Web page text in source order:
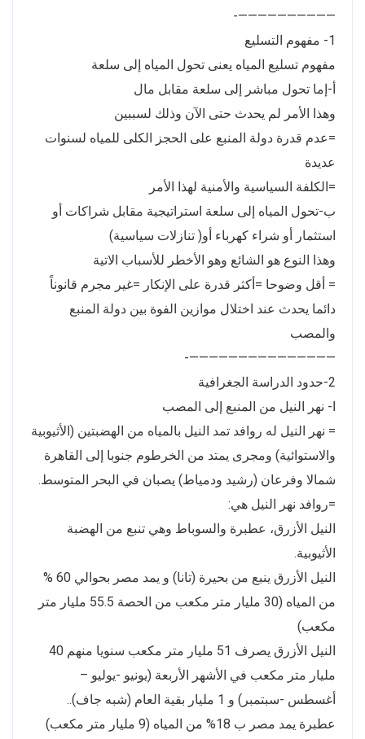
——————————-
1- مفهوم التسليع
مفهوم تسليع المياه يعنى تحول المياه إلى سلعة
أ-إما تحول مباشر إلى سلعة مقابل مال
وهذا الأمر لم يحدث حتى الآن وذلك لسببين
=عدم قدرة دولة المنبع على الحجز الكلى للمياه لسنوات
عديدة
=الكلفة السياسية والأمنية لهذا الأمر
ب-تحول المياه إلى سلعة استراتيجية مقابل شراكات أو
استثمار أو شراء كهرباء أو( تنازلات سياسية)
وهذا النوع هو الشائع وهو الأخطر للأسباب الاتية
= أقل وضوحا =أكثر قدرة على الإنكار =غير مجرم قانوناً
دائما يحدث عند اختلال موازين الفوة بين دولة المنبع
والمصب
———————————————-
2-حدود الدراسة الجغرافية
ا- نهر النيل من المنبع إلى المصب
= نهر النيل له روافد تمد النيل بالمياه من الهضبتين (الأثيوبية
والاستوائية) ومجرى يمتد من الخرطوم جنوبا إلى القاهرة
شمالا وفرعان (رشيد ودمياط) يصبان في البحر المتوسط.
=روافد نهر النيل هي:
النيل الأزرق، عطبرة والسوباط وهي تنبع من الهضبة
الأثيوبية.
النيل الأزرق ينبع من بحيرة (تانا) و يمد مصر بحوالي 60 %
من المياه (30 مليار متر مكعب من الحصة 55.5 مليار متر
مكعب)
النيل الأزرق يصرف 51 مليار متر مكعب سنويا منهم 40
مليار متر مكعب في الأشهر الأربعة (يونيو -يوليو –
أغسطس -سبتمبر) و 1 مليار بقية العام (شبه جاف)..
عطبرة يمد مصر ب 18% من المياه (9 مليار متر مكعب)